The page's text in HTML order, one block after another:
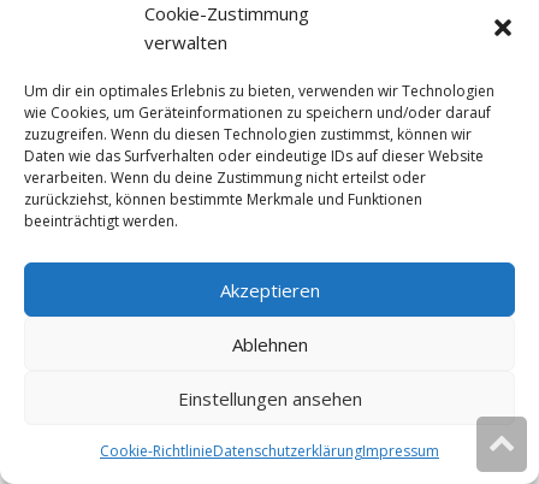
Cookie-Zustimmung
verwalten
Um dir ein optimales Erlebnis zu bieten, verwenden wir Technologien
wie Cookies, um Geräteinformationen zu speichern und/oder darauf
zuzugreifen. Wenn du diesen Technologien zustimmst, können wir
Daten wie das Surfverhalten oder eindeutige IDs auf dieser Website
verarbeiten. Wenn du deine Zustimmung nicht erteilst oder
zurückziehst, können bestimmte Merkmale und Funktionen
beeinträchtigt werden.
Akzeptieren
Ablehnen
Einstellungen ansehen
Cookie-RichtlinieDatenschutzerklärungImpressum
Ø 20 Min.
» Mehr erfahren
Schnellste Ladezeit
Mittwald
0,00 Sek.
0,03 Sek.
Hetzner
0,04 Sek.
Diese Website verwendet Cookies. Ok Weitere Infos